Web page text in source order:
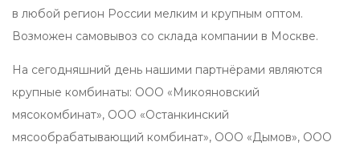
в любой регион России мелким и крупным оптом.
Возможен самовывоз со склада компании в Москве.
На сегодняшний день нашими партнёрами являются
крупные комбинаты: ООО «Микояновский
мясокомбинат», ООО «Останкинский
мясообрабатывающий комбинат», ООО «Дымов», ООО